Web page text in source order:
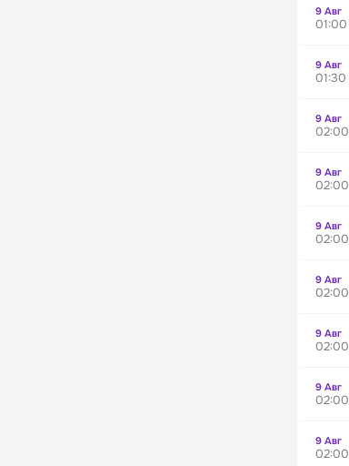
9 Авг
01:00
9 Авг
01:30
9 Авг
02:00
9 Авг
02:00
9 Авг
02:00
9 Авг
02:00
9 Авг
02:00
9 Авг
02:00
9 Авг
02:00